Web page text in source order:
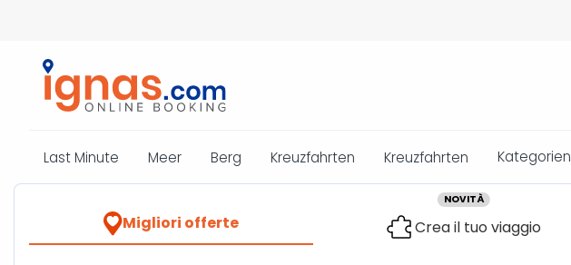
Last Minute Meer Berg Kreuzfahrten Kreuzfahrten Kategorien
Migliori offerte
NOVITÀ
Crea il tuo viaggio